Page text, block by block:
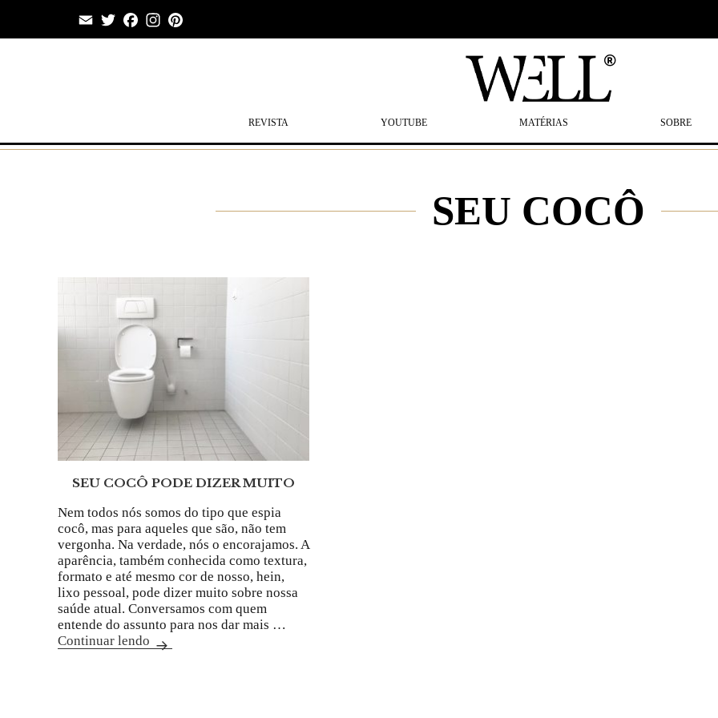
EmailTwitter
Facebook
Instagram
REVISTA YOUTUBE MATÉRIAS SOBRE
SEU COCÔ
SEU COCÔ PODE DIZER MUITO
Nem todos nós somos do tipo que espia
cocô, mas para aqueles que são, não tem
vergonha. Na verdade, nós o encorajamos. A
aparência, também conhecida como textura,
formato e até mesmo cor de nosso, hein,
lixo pessoal, pode dizer muito sobre nossa
saúde atual. Conversamos com quem
entende do assunto para nos dar mais …
Continuar lendo